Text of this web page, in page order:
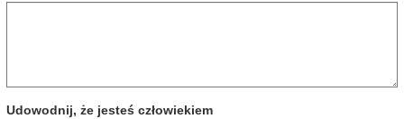
Udowodnij, że jesteś człowiekiem